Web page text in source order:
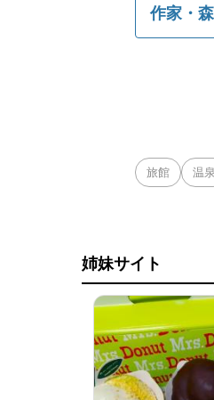
作家・
旅館 温泉
姉妹サイト